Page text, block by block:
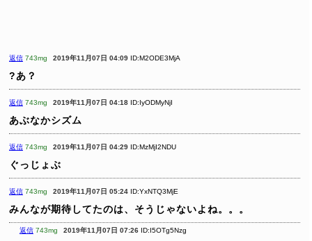
返信 743mg 2019年11月07日 04:09 ID:M2ODE3MjA
?あ？
返信 743mg 2019年11月07日 04:18 ID:IyODMyNjI
あぶなかシズム
返信 743mg 2019年11月07日 04:29 ID:MzMjI2NDU
ぐっじょぶ
返信 743mg 2019年11月07日 05:24 ID:YxNTQ3MjE
みんなが期待してたのは、そうじゃないよね。。。
返信 743mg 2019年11月07日 07:26 ID:I5OTg5Nzg